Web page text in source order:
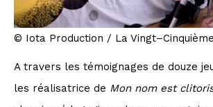
© Iota Production / La
A travers les témoignages de douze
les réalisatrice de Mon nom est